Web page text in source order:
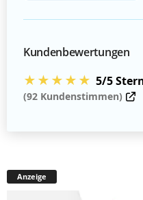
Kundenbewertungen
★★★★★ 5/5
(92 Kundenstimmen)
Anzeige